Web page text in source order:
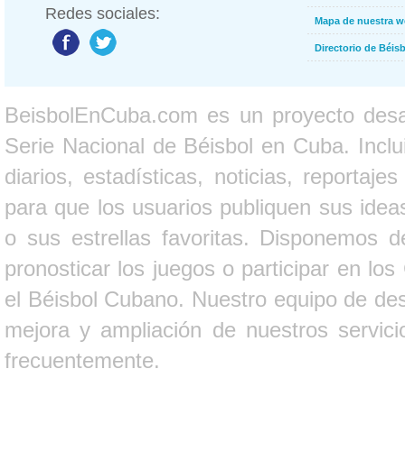
Redes sociales: Mapa de nuestra
Directorio de
BeisbolEnCuba.com es un proyecto
Serie Nacional de Béisbol en Cuba.
diarios, estadísticas, noticias,
para que los usuarios publiquen sus
o sus estrellas favoritas. Disponemos
pronosticar los juegos o participar en
el Béisbol Cubano. Nuestro equipo de
mejora y ampliación de nuestros
frecuentemente.